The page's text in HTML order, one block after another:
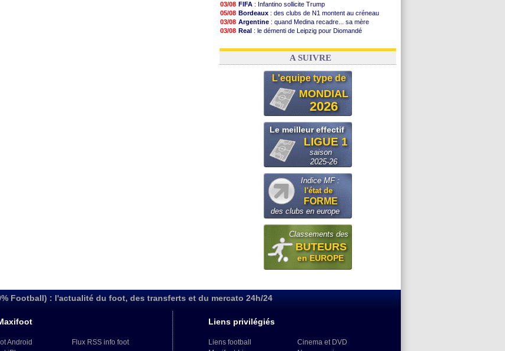
03/08 FIFA : Infantino sollicite Trump
05/08 Bordeaux : des clubs de N1 montent au créneau
03/08 Argentine : quand Medina recadre... sa mère
03/08 Real : le démenti de Leipzig pour Diomandé
03/08 OM: Paixão attire un 2e club anglais
A SUIVRE
L'equipe type de
MONDIAL
2026
Le meilleur effectif
LIGUE 1
saison
2025-26
Indice MF :
l'état de
FORME
des clubs en europe
Classements des
BUTEURS
en EUROPE
Football) : l'actualité du foot, des transferts et du mercato 24h/24
Android
Flux RSS info foot
Liens privilégiés
Liens football
Cinema et DVD